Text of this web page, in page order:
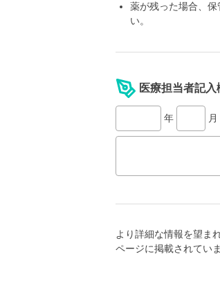
薬が残った場合、
い。
医療担当者記入
年 月
より詳細な情報を望ま
ページに掲載されていま